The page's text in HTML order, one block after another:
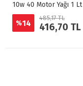
10w 40 Motor Yağı 1 Lt
%14
485,17 TL
416,70 TL